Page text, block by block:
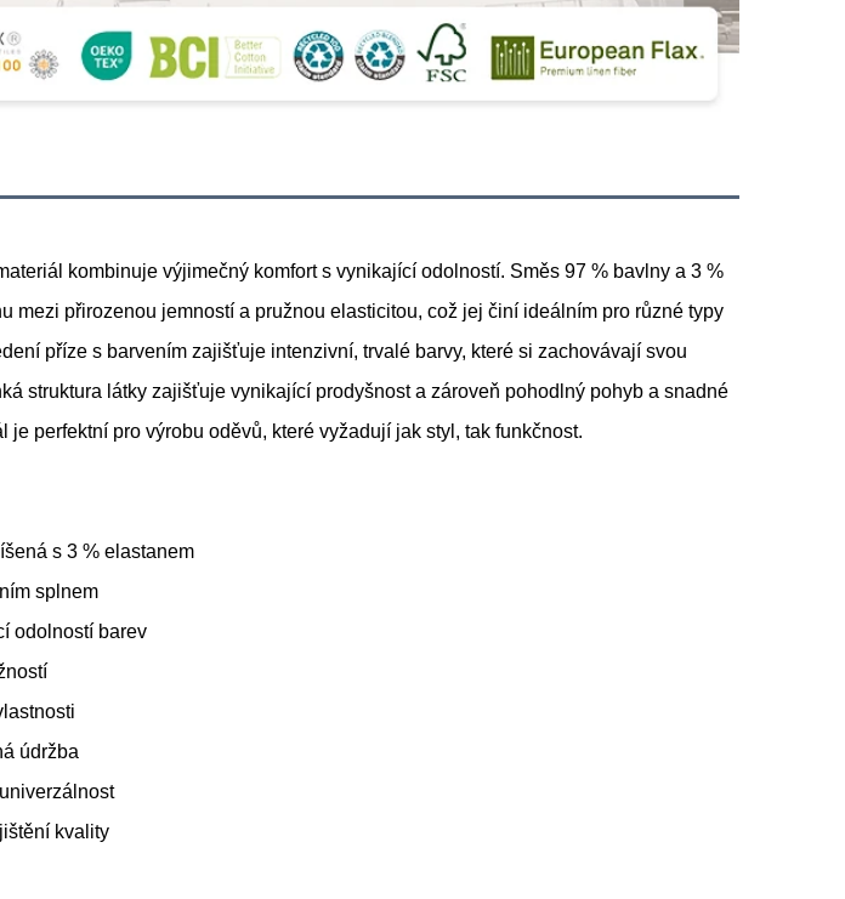
kombinuje výjimečný komfort s vynikající odolností. Směs 97 % bavlny a 3 %
mezi přirozenou jemností a pružnou elasticitou, což jej činí ideálním pro různé typy
příze s barvením zajišťuje intenzivní, trvalé barvy, které si zachovávají svou
struktura látky zajišťuje vynikající prodyšnost a zároveň pohodlný pohyb a snadné
je perfektní pro výrobu oděvů, které vyžadují jak styl, tak funkčnost.
s 3 % elastanem
splnem
odolností barev
údržba
kvality